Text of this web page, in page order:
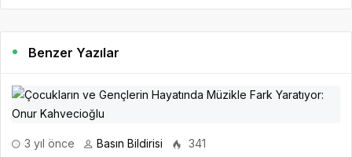
Benzer Yazılar
3 yıl önce Basın Bildirisi 341